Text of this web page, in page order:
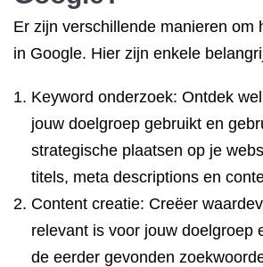
Er zijn verschillende manieren om
in Google. Hier zijn enkele
Keyword onderzoek: Ontdek
jouw doelgroep gebruikt en
strategische plaatsen op je
titels, meta descriptions en
Content creatie: Creëer
relevant is voor jouw doelgroep
de eerder gevonden